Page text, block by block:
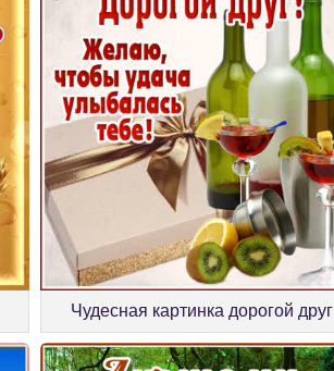
Чудесная картинка дорогой друг